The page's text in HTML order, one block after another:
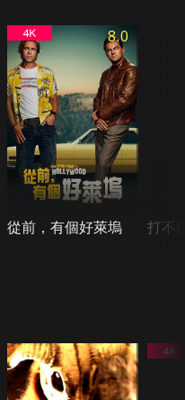
8.0
從前，有個好萊塢 打不